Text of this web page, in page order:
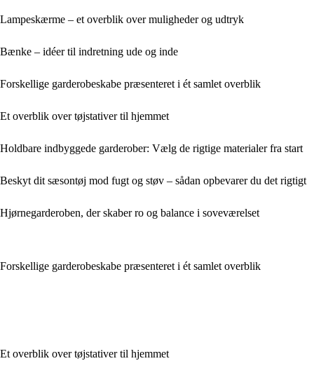
Lampeskærme – et overblik over muligheder og udtryk
Bænke – idéer til indretning ude og inde
Forskellige garderobeskabe præsenteret i ét samlet overblik
Et overblik over tøjstativer til hjemmet
Holdbare indbyggede garderober: Vælg de rigtige materialer fra start
Beskyt dit sæsontøj mod fugt og støv – sådan opbevarer du det rigtigt
Hjørnegarderoben, der skaber ro og balance i soveværelset
Forskellige garderobeskabe præsenteret i ét samlet overblik
Et overblik over tøjstativer til hjemmet